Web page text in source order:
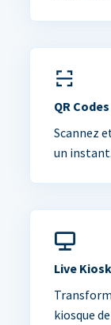
QR Codes
Scannez
un instant.
Live Kiosk
kiosque